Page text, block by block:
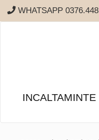
WHATSAPP